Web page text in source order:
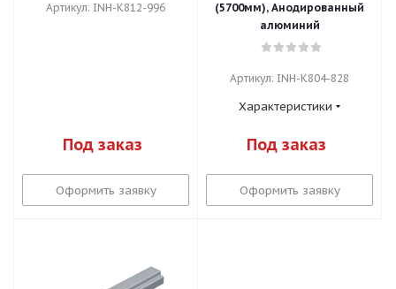
Артикул: INH-K812-996
Под заказ
Оформить заявку
(5700мм), Анодированный
алюминий
Артикул: INH-K804-828
Характеристики
Под заказ
Оформить заявку